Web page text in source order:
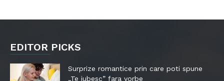
EDITOR PICKS
Surprize romantice prin care poti spune
„Te iubesc” fara vorbe